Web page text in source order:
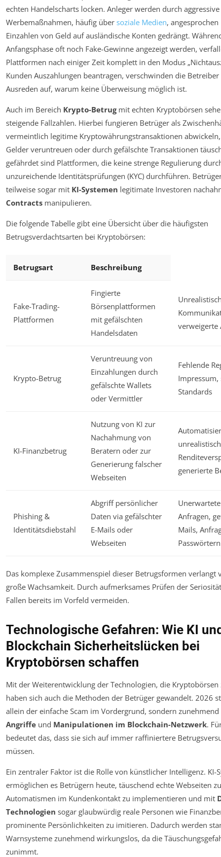
echten Handelscharts locken. Anleger werden durch aggressive
Werbemaßnahmen, häufig über soziale Medien,
Einzahlen von Geld auf ausländische Konten gedrängt.
Anfangsphase oft noch Fake-Gewinne angezeigt werden,
Plattformen nach einiger Zeit komplett in den Modus
Kunden Auszahlungen beantragen, verschwinden die
Ausreden auf, warum keine Überweisung möglich ist.
Auch im Bereich Krypto-Betrugmit echten Kryptobörsen
steigende Fallzahlen. Hierbei fungieren Betrüger als
vermeintlich legitime Kryptowährungstransaktionen
Gelder veruntreuen oder durch gefälschte Transaktionen
gefährdet sind Plattformen, die keine strenge Regulierung
unzureichende Identitätsprüfungen (KYC) durchführen.
teilweise sogar mit KI-Systemen legitimate Investoren
Contracts manipulieren.
Die folgende Tabelle gibt eine Übersicht über die häufigsten
Betrugsverdachtsarten bei Kryptobörsen:
Betrugsart Beschreibung
Fake-Trading-
Plattformen
Fingierte
Börsenplattformen
mit gefälschten
Handelsdaten
verweigerte
Krypto-Betrug
Veruntreuung von
Einzahlungen durch
gefälschte Wallets
oder Vermittler
Fehlende
Impressum,
Standards
KI-Finanzbetrug
Nutzung von KI zur
Nachahmung von
Beratern oder zur
Generierung falscher
Webseiten
generierte
Phishing &
Identitätsdiebstahl
Abgriff persönlicher
Daten via gefälschter
E-Mails oder
Webseiten
Anfragen,
Mails,
Passwörtern
Das komplexe Zusammenspiel dieser Betrugsformen verlangt
große Wachsamkeit. Durch aufmerksames Prüfen der
Fallen bereits im Vorfeld vermeiden.
Technologische Gefahren: Wie KI
Blockchain Sicherheitslücken bei
Kryptobörsen schaffen
Mit der Weiterentwicklung der Technologien, die Kryptobörsen
haben sich auch die Methoden der Betrüger gewandelt. 2026
allein der einfache Scam im Vordergrund, sondern zunehmend
Angriffe und Manipulationen im Blockchain-Netzwerk.
bedeutet das, dass sie sich auf immer raffiniertere
müssen.
Ein zentraler Faktor ist die Rolle von künstlicher Intelligenz. KI-
ermöglichen es Betrügern heute, täuschend echte Webseiten
Automatismen im Kundenkontakt zu implementieren und mit
Technologien sogar glaubwürdig reale Personen wie
prominente Persönlichkeiten zu imitieren. Dadurch werden
Warnsysteme zunehmend wirkungslos, da die
zunimmt.